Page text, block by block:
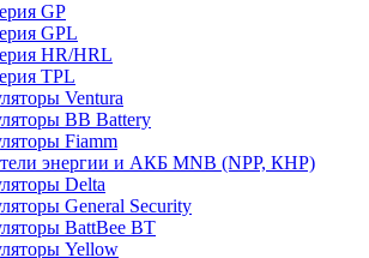
GP
GPL
HR/HRL
TPL
Ventura
BB Battery
Fiamm
энергии и АКБ MNB (NPP, КНР)
Delta
General Security
BattBee BT
Yellow